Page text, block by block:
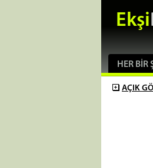
Ekşi
HER BIR
AÇIK